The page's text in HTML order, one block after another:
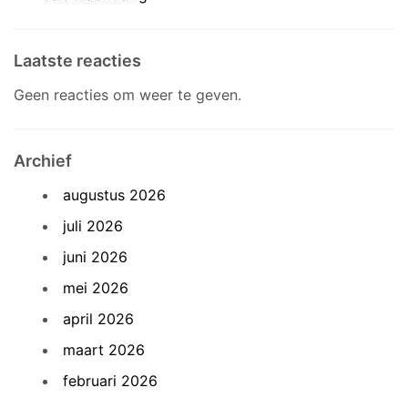
Laatste reacties
Geen reacties om weer te geven.
Archief
augustus 2026
juli 2026
juni 2026
mei 2026
april 2026
maart 2026
februari 2026